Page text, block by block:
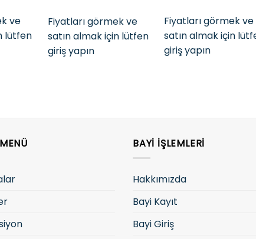
ve
lütfen
Fiyatları görmek ve
satın almak için lütfen
giriş yapın
Fiyatları görmek ve
satın almak için
giriş yapın
BAYI İŞLEMLERI
Hakkımızda
Bayi Kayıt
Bayi Giriş